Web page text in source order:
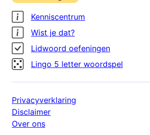
Kenniscentrum
Wist je dat?
Lidwoord oefeningen
Lingo 5 letter woordspel
Privacyverklaring
Disclaimer
Over ons